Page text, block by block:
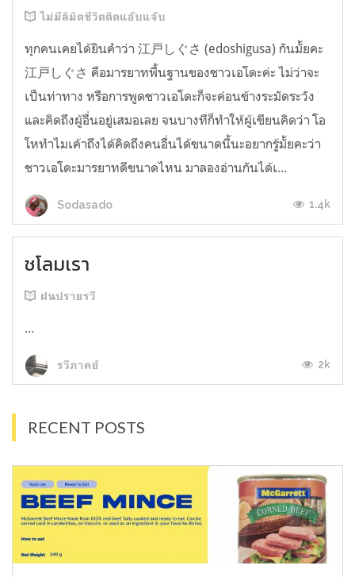
ไม่มีลิมิตชีวิตติดแอ๊บแจ๊บ
ทุกคนเคยได้ยินคำว่า 江戸しぐさ (edoshigusa) กันมั้ยคะ
江戸しぐさ คือมารยาทพื้นฐานของชาวเอโดะค่ะ ไม่ว่าจะ
เป็นท่าทาง หรือการพูดชาวเอโดะก็จะค่อนข้างระมัดระวัง
และคิดถึงผู้อื่นอยู่เสมอเลย จนบางทีก็ทำให้ผู้เขียนคิดว่า โอ
โหทำไมเค้าถึงได้คิดถึงคนอื่นได้ขนาดนี้นะอยากรู้มั้ยคะว่า
ชาวเอโดะมารยาทดีขนาดไหน มาลองอ่านกันได้เ...
Sodasado 1.4k
ชโลมเรา
ฝนปรายรวี
...
รวีภาคย์ 2k
RECENT POSTS